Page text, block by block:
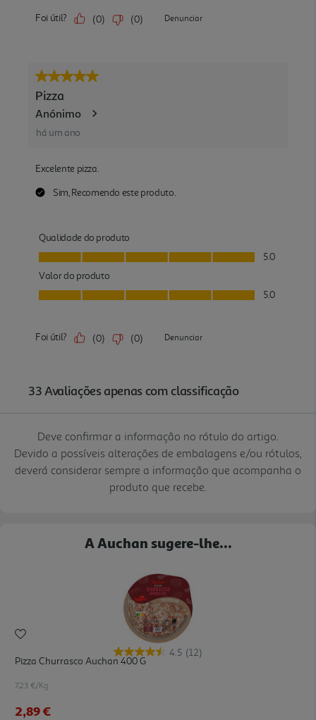
Deve confirmar a informação no rótulo do artigo.
Devido a possíveis alterações de embalagens e/ou rótulos,
deverá considerar sempre a informação que acompanha o
produto que recebe.
A Auchan sugere-lhe...
4.5 (12)
Pizza Churrasco Auchan 400 G
7.23 €/Kg
2,89 €